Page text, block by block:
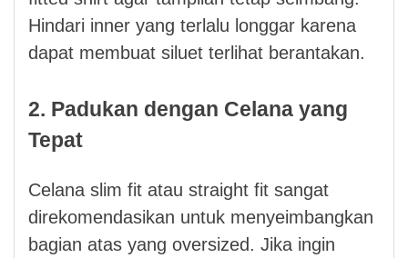
Hindari inner yang terlalu longgar karena
dapat membuat siluet terlihat berantakan.
2. Padukan dengan Celana yang
Tepat
Celana slim fit atau straight fit sangat
direkomendasikan untuk menyeimbangkan
bagian atas yang oversized. Jika ingin